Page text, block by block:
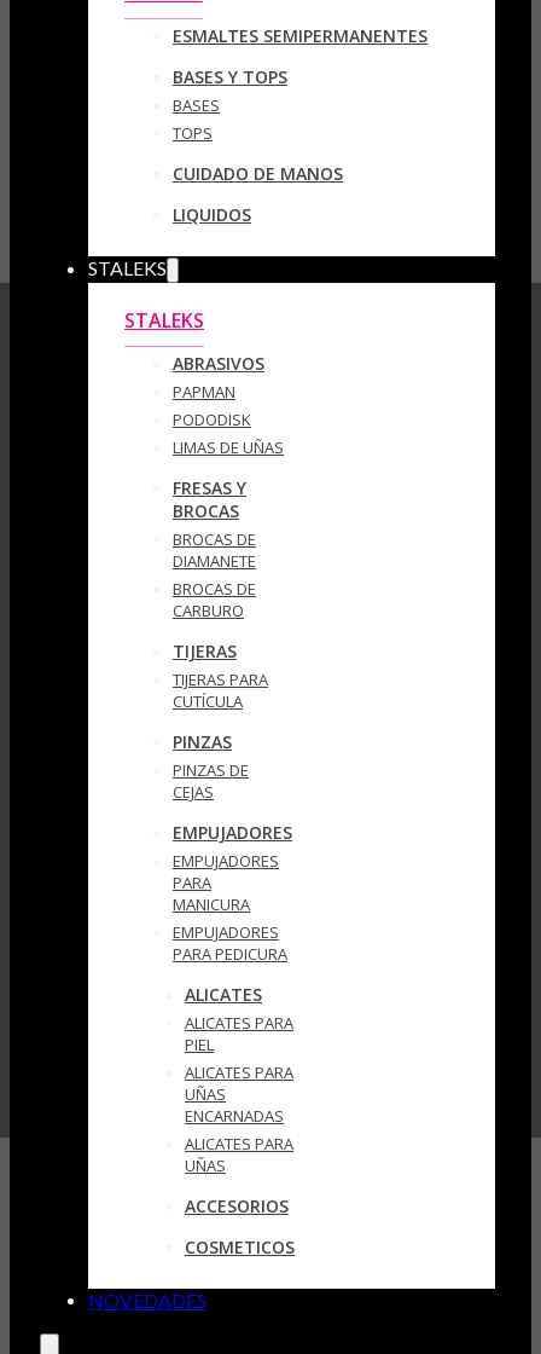
ESMALTES SEMIPERMANENTES
BASES Y TOPS
BASES
TOPS
CUIDADO DE MANOS
LIQUIDOS
STALEKS
STALEKS
ABRASIVOS
PAPMAN
PODODISK
LIMAS DE UÑAS
FRESAS Y
BROCAS
BROCAS DE
DIAMANETE
BROCAS DE
CARBURO
TIJERAS
TIJERAS PARA
CUTÍCULA
PINZAS
PINZAS DE
CEJAS
EMPUJADORES
EMPUJADORES
PARA
MANICURA
EMPUJADORES
PARA PEDICURA
ALICATES
ALICATES PARA
PIEL
ALICATES PARA
UÑAS
ENCARNADAS
ALICATES PARA
UÑAS
ACCESORIOS
COSMETICOS
NOVEDADES